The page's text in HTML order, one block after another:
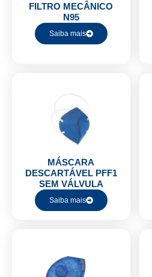
FILTRO MECÂNICO
N95
Saiba mais
MÁSCARA
DESCARTÁVEL PFF1
SEM VÁLVULA
Saiba mais